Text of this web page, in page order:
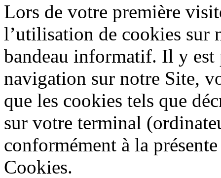
Lors de votre première
l’utilisation de cookies sur
bandeau informatif. Il y est
navigation sur notre Site,
que les cookies tels que
sur votre terminal
conformément à la
Cookies.